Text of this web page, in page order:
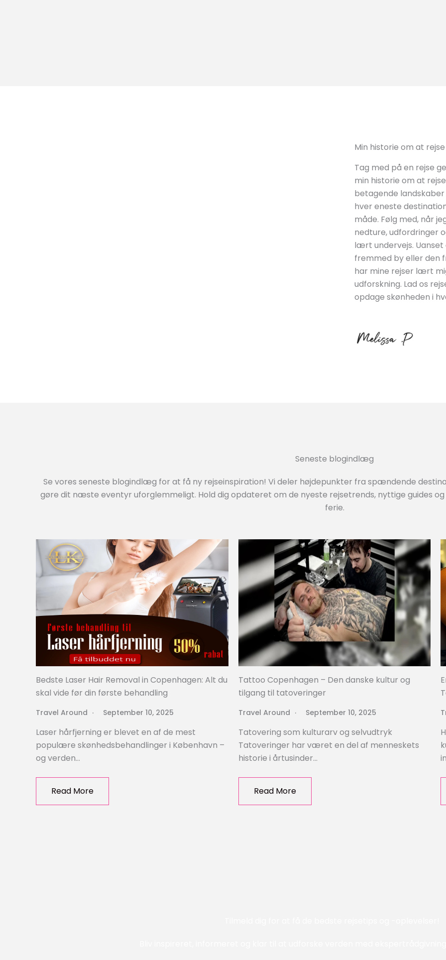
Min historie om at
Tag med på en rejse
min historie om at
betagende
hver eneste
måde. Følg med, når
nedture, udfordringer
lært undervejs.
fremmed by eller den
har mine rejser lært
udforskning. Lad os
opdage skønheden i
Seneste blogindlæg
Se vores seneste blogindlæg for at få ny rejseinspiration! Vi deler højdepunkter fra spændende
gøre dit næste eventyr uforglemmeligt. Hold dig opdateret om de nyeste rejsetrends, nyttige guides
ferie.
Bedste Laser Hair Removal in Copenhagen: Alt du
skal vide før din første behandling
Travel Around September 10, 2025
Laser hårfjerning er blevet en af de mest
populære skønhedsbehandlinger i København –
og verden…
Read More
Tattoo Copenhagen – Den danske kultur og
tilgang til tatoveringer
Travel Around September 10, 2025
Tatovering som kulturarv og selvudtryk
Tatoveringer har været en del af menneskets
historie i årtusinder…
Read More